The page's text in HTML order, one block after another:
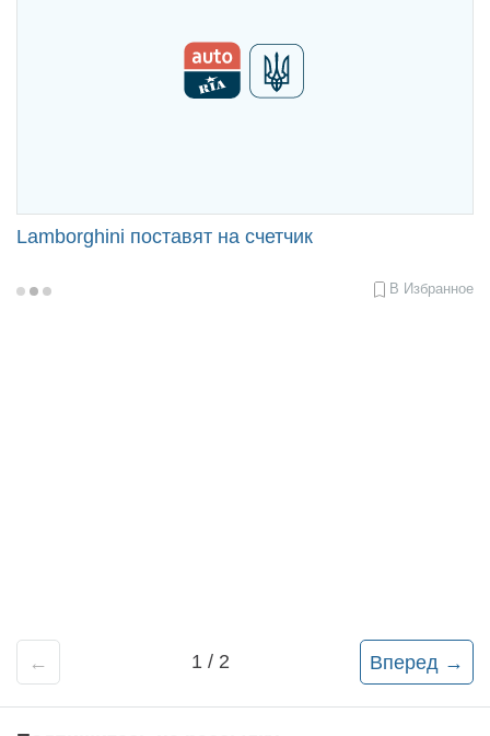
Lamborghini поставят на счетчик
2017-
В Избранное
← 1 / 2 Вперед →